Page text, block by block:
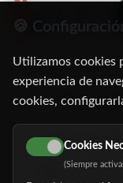
C/ Oruro,
91 345 06
616 113 103
🍪
Utilizamos cookies
experiencia de
cookies,
Cookies
(Siempre